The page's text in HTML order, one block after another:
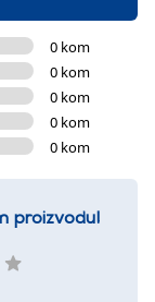
0 kom
0 kom
0 kom
0 kom
0 kom
proizvodu!